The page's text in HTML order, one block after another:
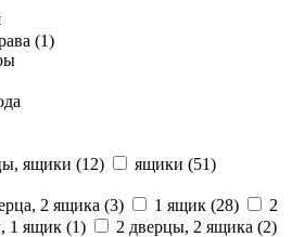
(1)
ящики (12) ящики (51)
2 ящика (3) 1 ящик (28)
2
1 ящик (1) 2 дверцы, 2 ящика (2)